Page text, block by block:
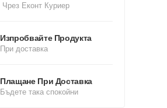
Чрез Еконт Куриер
Изпробвайте Продукта
При доставка
Плащане При Доставка
Бъдете така спокойни